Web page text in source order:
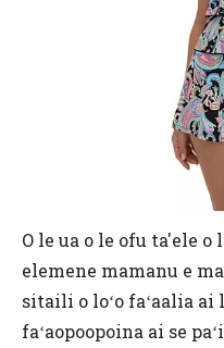
O le ua o le ofu ta'ele o
elemene mamanu e
sitaili o loʻo faʻaalia ai
faʻaopoopoina ai se